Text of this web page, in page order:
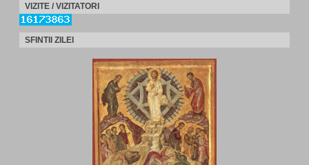
VIZITE / VIZITATORI
SFINTII ZILEI